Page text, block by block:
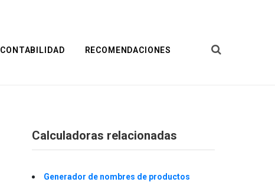
CONTABILIDAD RECOMENDACIONES
Calculadoras relacionadas
Generador de nombres de productos